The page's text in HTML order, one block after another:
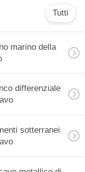
Tutti
marino della
differenziale
sotterranei